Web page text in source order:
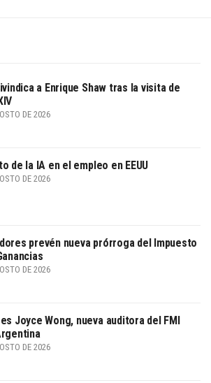
a Enrique Shaw tras la visita de
DE 2026
de la IA en el empleo en EEUU
DE 2026
prevén nueva prórroga del Impuesto
DE 2026
Joyce Wong, nueva auditora del FMI
DE 2026